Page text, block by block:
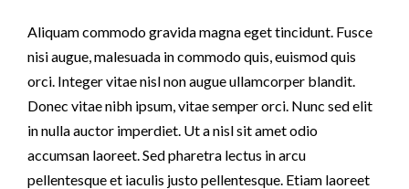
Aliquam commodo gravida magna eget tincidunt. Fusce
nisi augue, malesuada in commodo quis, euismod quis
orci. Integer vitae nisl non augue ullamcorper blandit.
Donec vitae nibh ipsum, vitae semper orci. Nunc sed elit
in nulla auctor imperdiet. Ut a nisl sit amet odio
accumsan laoreet. Sed pharetra lectus in arcu
pellentesque et iaculis justo pellentesque. Etiam laoreet